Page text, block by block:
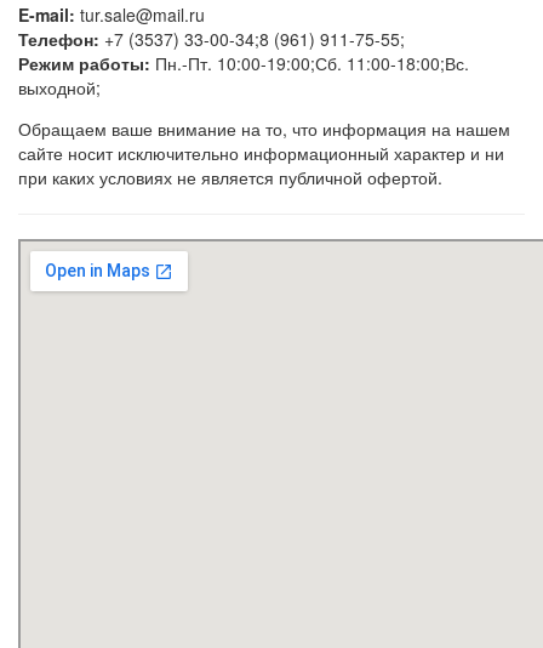
E-mail: tur.sale@mail.ru
Телефон: +7 (3537) 33-00-34;8 (961) 911-75-55;
Режим работы: Пн.-Пт. 10:00-19:00;Сб. 11:00-18:00;Вс.
выходной;
Обращаем ваше внимание на то, что информация на нашем
сайте носит исключительно информационный характер и ни
при каких условиях не является публичной офертой.